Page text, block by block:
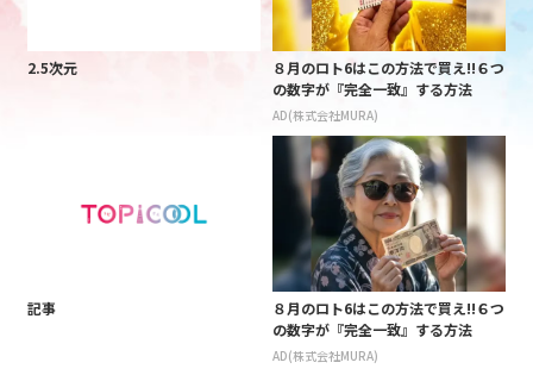
2.5次元
８月のロト6はこの方法で買え!!６つ
の数字が『完全一致』する方法
AD(株式会社MURA)
記事
８月のロト6はこの方法で買え!!６つ
の数字が『完全一致』する方法
AD(株式会社MURA)